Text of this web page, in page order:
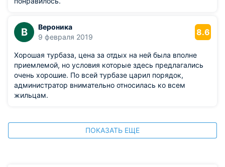
В
Вероника
9 февраля 2019
8.6
Хорошая турбаза, цена за отдых на ней была вполне
приемлемой, но условия которые здесь предлагались
очень хорошие. По всей турбазе царил порядок,
администратор внимательно относилась ко всем
жильцам.
ПОКАЗАТЬ ЕЩЕ